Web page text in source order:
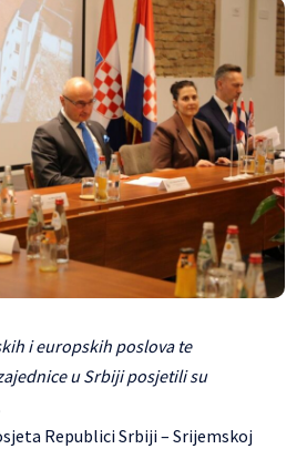
i europskih poslova te
u Srbiji posjetili su
Republici Srbiji – Srijemskoj